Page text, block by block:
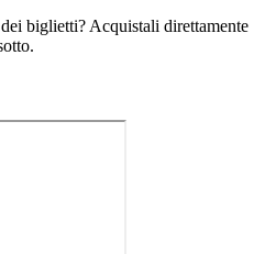
biglietti? Acquistali direttamente